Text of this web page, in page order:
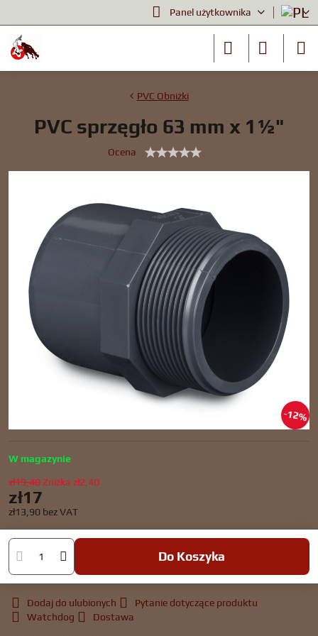
Panel użytkownika
12%
PVC Obniżki
PVC sprzęgło 63 mm x 1½"
Ocena
W magazynie
zł19,40Zniżka zł2,40
zł17
zł13,90 bez VAT
Do Koszyka
Dodaj do ulubionych
Pytanie dotyczące produktu
Watchdog
Dostawa